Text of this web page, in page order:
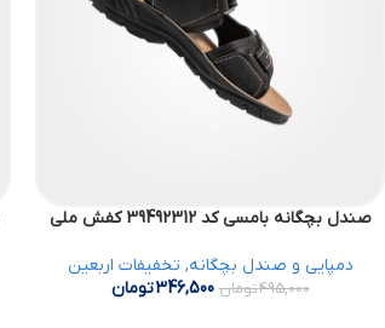
صندل بچگانه بامسی کد 39492312 کفش ملی
دمپایی و صندل بچگانه, تخفیفات اربعین
495,000تومان 346,500تومان